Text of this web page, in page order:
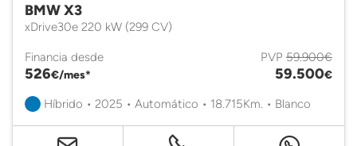
BMW X3
xDrive30e 220 kW (299 CV)
Financia desde
526€/mes*
PVP 59.900€
59.500€
Híbrido • 2025 • Automático • 18.715Km. • Blanco